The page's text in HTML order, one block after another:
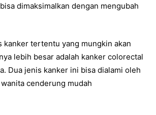
dimaksimalkan dengan mengubah
kanker tertentu yang mungkin akan
lebih besar adalah kanker colorectal
Dua jenis kanker ini bisa dialami oleh
cenderung mudah